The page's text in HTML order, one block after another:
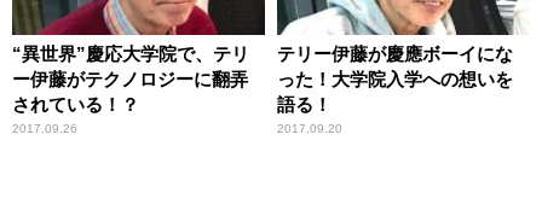
“異世界”慶応大学院で、テリ
ー伊藤がテクノロジーに翻弄
されている！？
2017.09.26
テリー伊藤が慶應ボーイにな
った！大学院入学への想いを
語る！
2017.09.20